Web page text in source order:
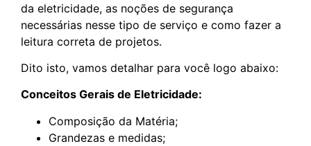
da eletricidade, as noções de segurança
necessárias nesse tipo de serviço e como fazer a
leitura correta de projetos.
Dito isto, vamos detalhar para você logo abaixo:
Conceitos Gerais de Eletricidade:
Composição da Matéria;
Grandezas e medidas;